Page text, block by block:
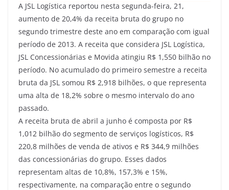
A JSL Logística reportou nesta segunda-feira, 21,
aumento de 20,4% da receita bruta do grupo no
segundo trimestre deste ano em comparação com igual
período de 2013. A receita que considera JSL Logística,
JSL Concessionárias e Movida atingiu R$ 1,550 bilhão no
período. No acumulado do primeiro semestre a receita
bruta da JSL somou R$ 2,918 bilhões, o que representa
uma alta de 18,2% sobre o mesmo intervalo do ano
passado.
A receita bruta de abril a junho é composta por R$
1,012 bilhão do segmento de serviços logísticos, R$
220,8 milhões de venda de ativos e R$ 344,9 milhões
das concessionárias do grupo. Esses dados
representam altas de 10,8%, 157,3% e 15%,
respectivamente, na comparação entre o segundo